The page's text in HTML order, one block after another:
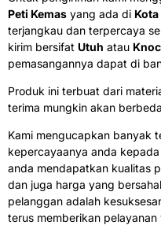
Peti Kemas yang ada di
terjangkau dan terpercaya
kirim bersifat Utuh atau
pemasangannya dapat di
Produk ini terbuat dari
terima mungkin akan
Kami mengucapkan banyak
kepercayaanya anda
anda mendapatkan kualitas
dan juga harga yang
pelanggan adalah
terus memberikan